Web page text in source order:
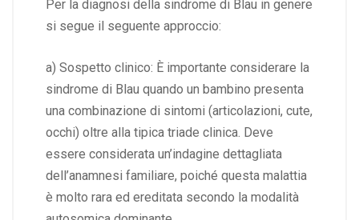
Per la diagnosi della sindrome di Blau in genere
si segue il seguente approccio:
a) Sospetto clinico: È importante considerare la
sindrome di Blau quando un bambino presenta
una combinazione di sintomi (articolazioni, cute,
occhi) oltre alla tipica triade clinica. Deve
essere considerata un’indagine dettagliata
dell’anamnesi familiare, poiché questa malattia
è molto rara ed ereditata secondo la modalità